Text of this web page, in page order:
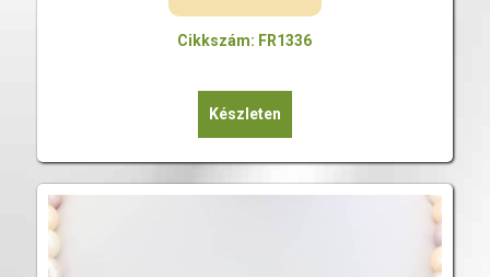
Cikkszám: FR1336
Készleten